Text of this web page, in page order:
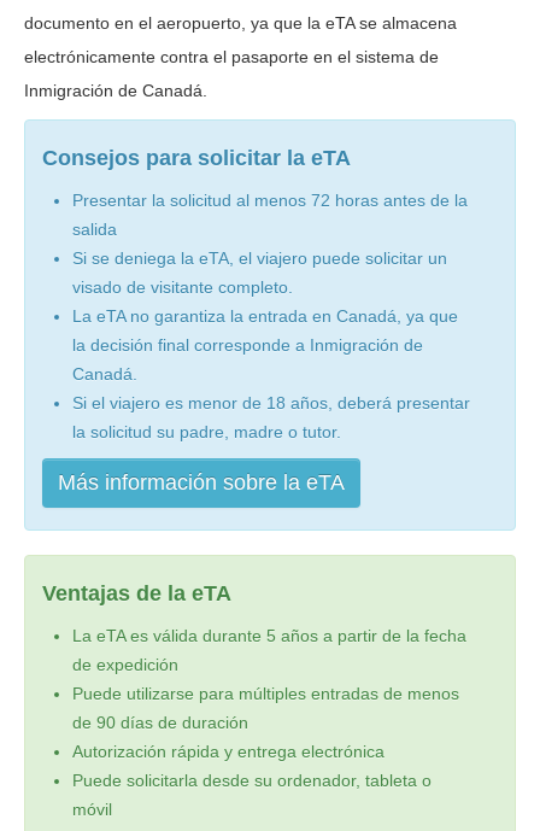
documento en el aeropuerto, ya que la eTA se almacena
electrónicamente contra el pasaporte en el sistema de
Inmigración de Canadá.
Consejos para solicitar la eTA
Presentar la solicitud al menos 72 horas antes de la
salida
Si se deniega la eTA, el viajero puede solicitar un
visado de visitante completo.
La eTA no garantiza la entrada en Canadá, ya que
la decisión final corresponde a Inmigración de
Canadá.
Si el viajero es menor de 18 años, deberá presentar
la solicitud su padre, madre o tutor.
Más información sobre la eTA
Ventajas de la eTA
La eTA es válida durante 5 años a partir de la fecha
de expedición
Puede utilizarse para múltiples entradas de menos
de 90 días de duración
Autorización rápida y entrega electrónica
Puede solicitarla desde su ordenador, tableta o
móvil